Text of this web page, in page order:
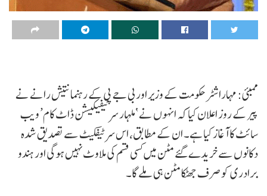
ممبئی: مہاراشٹر حکومت کے وزیر اور بی جے پی کے رہنما نتیش رانے نے
پیر کے روز اعلان کیا کہ انہوں نے ‘ملہار سرٹیفیکیشن ڈاٹ کام’ ویب
سائٹ کا آغاز کیا ہے۔ ان کے مطابق، اس سرٹیفکیٹ سے تصدیق شدہ
دکانوں سے خریدے گئے مٹن میں کسی قسم کی ملاوٹ نہیں ہوگی اور ہندو
برادری کو صرف جھٹکا مٹن ہی ملے گا۔